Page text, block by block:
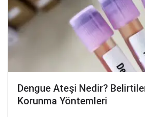
Dengue Ateşi Nedir?
Korunma Yöntemleri